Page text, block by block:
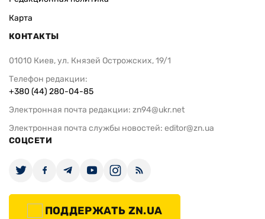
Карта
КОНТАКТЫ
01010 Киев, ул. Князей Острожских, 19/1
Телефон редакции:
+380 (44) 280-04-85
Электронная почта редакции: zn94@ukr.net
Электронная почта службы новостей: editor@zn.ua
СОЦСЕТИ
ПОДДЕРЖАТЬ ZN.UA